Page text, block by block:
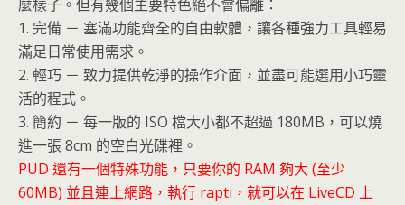
麼樣子。但有幾個主要特色絕不會偏離：
1. 完備 － 塞滿功能齊全的自由軟體，讓各種強力工具輕易
滿足日常使用需求。
2. 輕巧 － 致力提供乾淨的操作介面，並盡可能選用小巧靈
活的程式。
3. 簡約 － 每一版的 ISO 檔大小都不超過 180MB，可以燒
進一張 8cm 的空白光碟裡。
PUD 還有一個特殊功能，只要你的 RAM 夠大 (至少
60MB) 並且連上網路，執行 rapti，就可以在 LiveCD 上